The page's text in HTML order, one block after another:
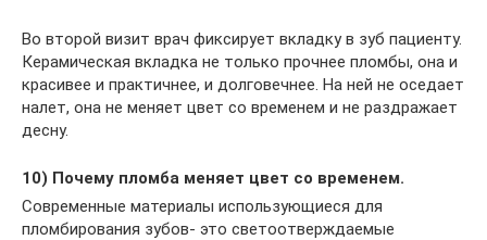
Во второй визит врач фиксирует вкладку в зуб пациенту.
Керамическая вкладка не только прочнее пломбы, она и
красивее и практичнее, и долговечнее. На ней не оседает
налет, она не меняет цвет со временем и не раздражает
десну.
10) Почему пломба меняет цвет со временем.
Современные материалы использующиеся для
пломбирования зубов- это светоотверждаемые